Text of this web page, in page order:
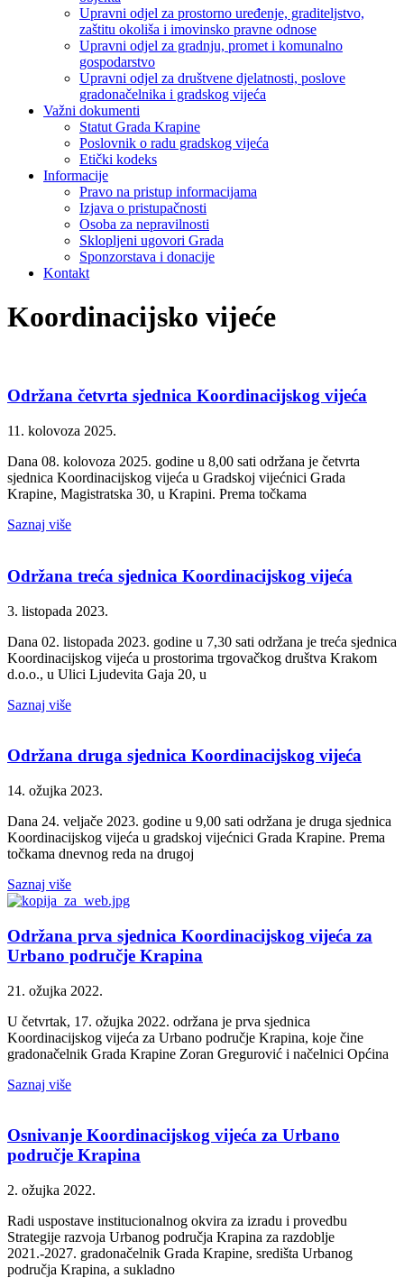
Upravni odjel za prostorno uređenje, graditeljstvo,
zaštitu okoliša i imovinsko pravne odnose
Upravni odjel za gradnju, promet i komunalno
gospodarstvo
Upravni odjel za društvene djelatnosti, poslove
gradonačelnika i gradskog vijeća
Važni dokumenti
Statut Grada Krapine
Poslovnik o radu gradskog vijeća
Etički kodeks
Informacije
Pravo na pristup informacijama
Izjava o pristupačnosti
Osoba za nepravilnosti
Sklopljeni ugovori Grada
Sponzorstava i donacije
Kontakt
Koordinacijsko vijeće
Održana četvrta sjednica Koordinacijskog vijeća
11. kolovoza 2025.
Dana 08. kolovoza 2025. godine u 8,00 sati održana je četvrta
sjednica Koordinacijskog vijeća u Gradskoj vijećnici Grada
Krapine, Magistratska 30, u Krapini. Prema točkama
Saznaj više
Održana treća sjednica Koordinacijskog vijeća
3. listopada 2023.
Dana 02. listopada 2023. godine u 7,30 sati održana je treća sjednica
Koordinacijskog vijeća u prostorima trgovačkog društva Krakom
d.o.o., u Ulici Ljudevita Gaja 20, u
Saznaj više
Održana druga sjednica Koordinacijskog vijeća
14. ožujka 2023.
Dana 24. veljače 2023. godine u 9,00 sati održana je druga sjednica
Koordinacijskog vijeća u gradskoj vijećnici Grada Krapine. Prema
točkama dnevnog reda na drugoj
Saznaj više
Održana prva sjednica Koordinacijskog vijeća za
Urbano područje Krapina
21. ožujka 2022.
U četvrtak, 17. ožujka 2022. održana je prva sjednica
Koordinacijskog vijeća za Urbano područje Krapina, koje čine
gradonačelnik Grada Krapine Zoran Gregurović i načelnici Općina
Saznaj više
Osnivanje Koordinacijskog vijeća za Urbano
područje Krapina
2. ožujka 2022.
Radi uspostave institucionalnog okvira za izradu i provedbu
Strategije razvoja Urbanog područja Krapina za razdoblje
2021.-2027. gradonačelnik Grada Krapine, središta Urbanog
područja Krapina, a sukladno